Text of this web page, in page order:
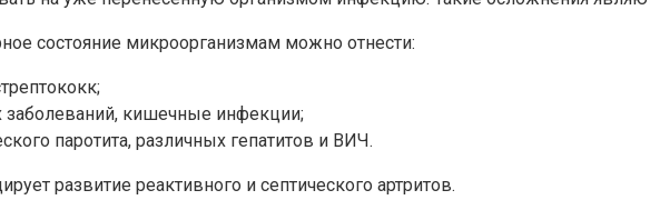
состояние микроорганизмам можно отнести:
заболеваний, кишечные инфекции;
паротита, различных гепатитов и ВИЧ.
развитие реактивного и септического артритов.